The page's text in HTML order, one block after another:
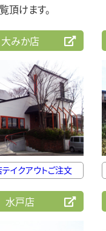
頂けます。
大みか店
イクアウトご注文
水戸店